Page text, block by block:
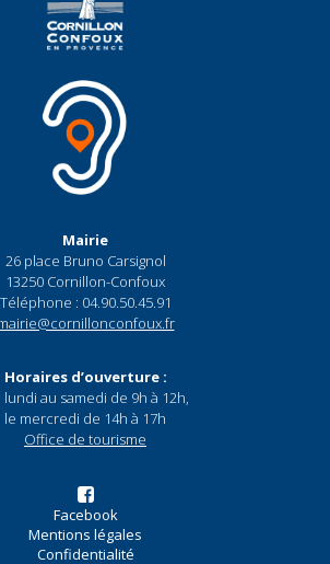
Mairie
26 place Bruno Carsignol
13250 Cornillon-Confoux
Téléphone : 04.90.50.45.91
Horaires d’ouverture :
lundi au samedi de 9h à 12h,
le mercredi de 14h à 17h
Office de tourisme
Facebook
Mentions légales
Confidentialité